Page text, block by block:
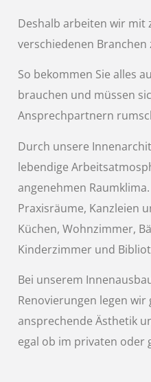
Deshalb arbeiten wir mit
verschiedenen Branchen
So bekommen Sie alles
brauchen und müssen
Ansprechpartnern
Durch unsere
lebendige
angenehmen
Praxisräume, Kanzleien
Küchen, Wohnzimmer,
Kinderzimmer und
Bei unserem
Renovierungen legen
ansprechende Ästhetik
egal ob im privaten oder